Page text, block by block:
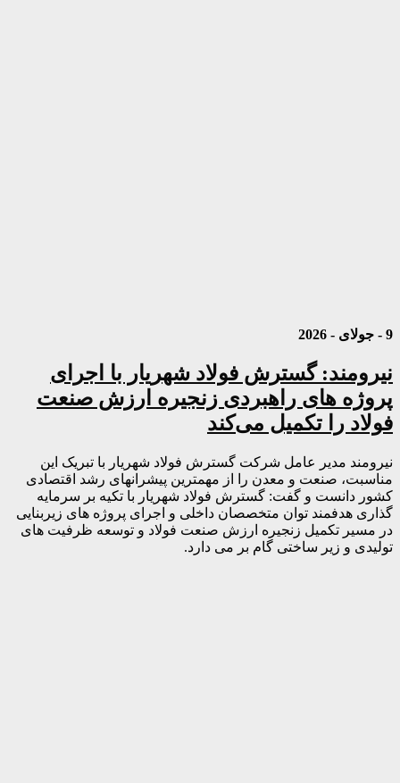
9 - جولای - 2026
نیرومند: گسترش فولاد شهریار با اجرای
پروژه های راهبردی زنجیره ارزش صنعت
فولاد را تکمیل می‌کند
نیرومند مدیر عامل شرکت گسترش فولاد شهریار با تبریک این
مناسبت، صنعت و معدن را از مهمترین پیشرانهای رشد اقتصادی
کشور دانست و گفت: گسترش فولاد شهریار با تکیه بر سرمایه
گذاری هدفمند توان متخصصان داخلی و اجرای پروژه های زیربنایی
در مسیر تکمیل زنجیره ارزش صنعت فولاد و توسعه ظرفیت های
تولیدی و زیر ساختی گام بر می دارد.